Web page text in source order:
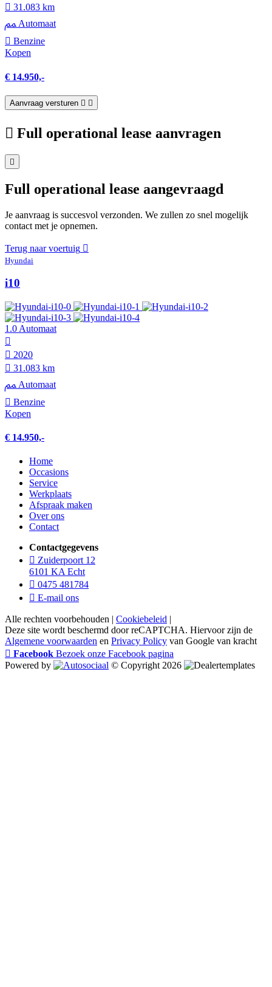
31.083 km
Automaat
Benzine
Kopen
€ 14.950,-
Aanvraag versturen
Full operational lease aanvragen
Full operational lease aangevraagd
Je aanvraag is succesvol verzonden. We zullen zo snel mogelijk
contact met je opnemen.
Terug naar voertuig
Hyundai
i10
1.0 Automaat
2020
31.083 km
Automaat
Benzine
Kopen
€ 14.950,-
Home
Occasions
Service
Werkplaats
Afspraak maken
Over ons
Contact
Contactgegevens
Zuiderpoort 12
6101 KA Echt
0475 481784
E-mail ons
Alle rechten voorbehouden | Cookiebeleid
Deze site wordt beschermd door reCAPTCHA. Hiervoor zijn de
Algemene voorwaarden en Privacy Policy van Google van kracht
Facebook Bezoek onze Facebook pagina
Powered by
© Copyright 2026